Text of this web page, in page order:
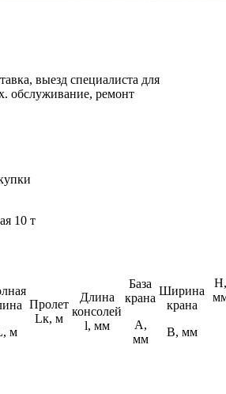
выезд специалиста для
обслуживание, ремонт
м
Пролет
Lк, м
Длина
консолей
l, мм
База
крана
А,
мм
Ширина
крана
В, мм
Н,